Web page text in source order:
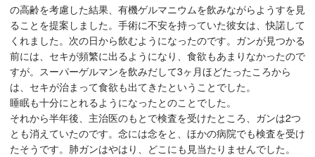
の高齢を考慮した結果、有機ゲルマニウムを飲みながらようすを見
ることを提案しました。手術に不安を持っていた彼女は、快諾して
くれました。次の日から飲むようになったのです。ガンが見つかる
前には、セキが頻繁に出るようになり、食欲もあまりなかったので
すが。スーパーゲルマンを飲みだして3ヶ月ほどたったころから
は、セキが治まって食欲も出てきたということでした。
睡眠も十分にとれるようになったとのことでした。
それから半年後、主治医のもとで検査を受けたところ、ガンは2つ
とも消えていたのです。念には念をと、ほかの病院でも検査を受け
たそうです。肺ガンはやはり、どこにも見当たりませんでした。